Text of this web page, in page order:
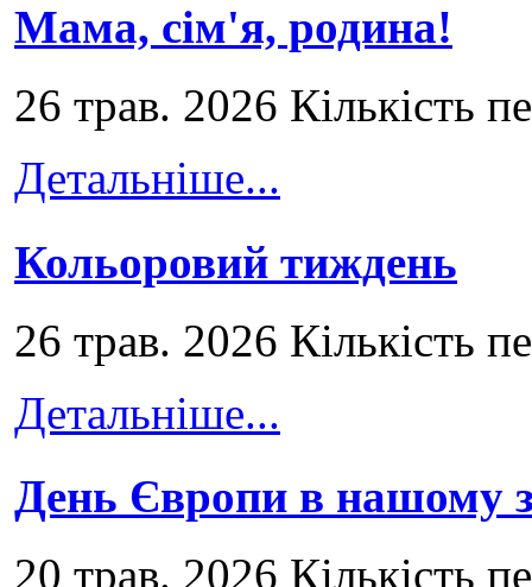
Мама, сім'я, родина!
26 трав. 2026 Кількість
Детальніше...
Кольоровий тиждень
26 трав. 2026 Кількість
Детальніше...
День Європи в нашому
20 трав. 2026 Кількість